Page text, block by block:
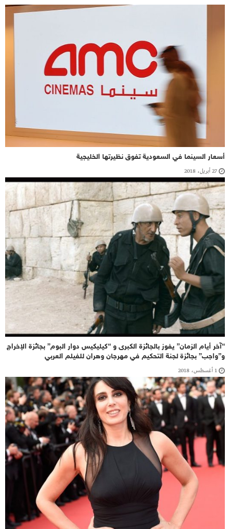
أسعار السينما في السعودية تفوق نظيرتها الخليجية
27 أبريل، 2018
“آخر أيام الزمان” يفوز بالجائزة الكبرى و “كيليكيس دوار البوم” بجائزة الإخراج
و”واجب” بجائزة لجنة التحكيم في مهرجان وهران للفيلم العربي
1 أغسطس، 2018